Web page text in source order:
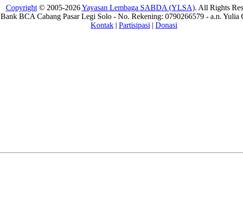
Copyright© 2005-2026Yayasan Lembaga SABDA (YLSA). All Rights
Bank BCA Cabang Pasar Legi Solo - No. Rekening: 0790266579 - a.n. Yulia
Kontak | Partisipasi | Donasi